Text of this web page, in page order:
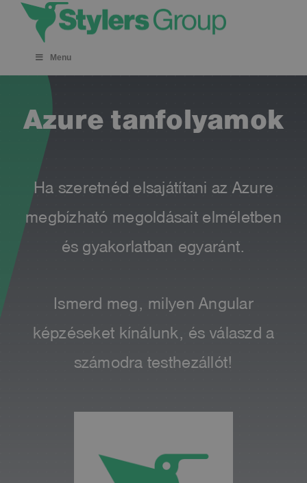
Skip
content
Menu
Azure tanfolyamok
Ha szeretnéd elsajátítani az Azure
megbízható megoldásait elméletben
és gyakorlatban egyaránt.
Ismerd meg, milyen Angular
képzéseket kínálunk, és válaszd a
számodra testhezállót!